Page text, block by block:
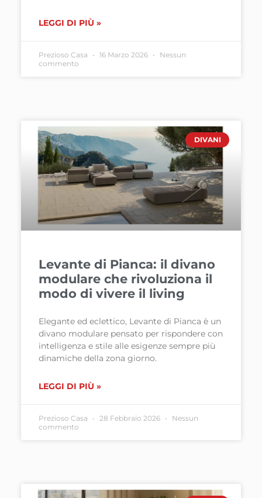
LEGGI DI PIÙ »
Prezioso Casa 16 Marzo 2026
Nessun
commento
DIVANI
Levante di Pianca: il divano
modulare che rivoluziona il
modo di vivere il living
Elegante ed eclettico, Levante di Pianca è un
divano modulare pensato per rispondere con
intelligenza e stile alle esigenze sempre più
dinamiche della zona giorno.
LEGGI DI PIÙ »
Prezioso Casa 28 Febbraio 2026
Nessun
commento